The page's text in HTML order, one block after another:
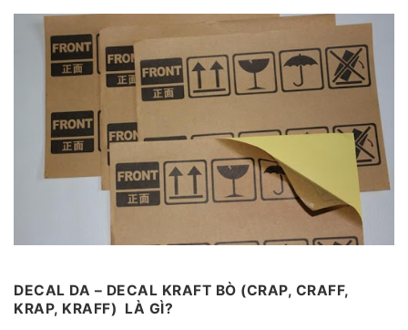
DECAL DA – DECAL KRAFT BÒ (CRAP, CRAFF,
KRAP, KRAFF) LÀ GÌ?